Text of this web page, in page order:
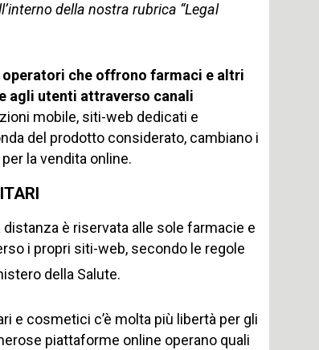
della nostra rubrica “Legal
che offrono farmaci e altri
agli utenti attraverso canali
mobile, siti-web dedicati e
del prodotto considerato, cambiano i
la vendita online.
distanza è riservata alle sole farmacie e
i propri siti-web, secondo le regole
della Salute.
e cosmetici c’è molta più libertà per gli
piattaforme online operano quali